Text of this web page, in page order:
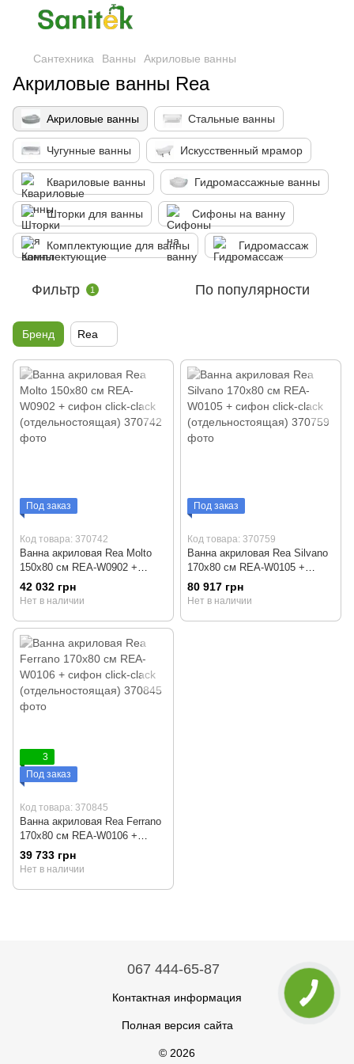
Сантехника Ванны Акриловые ванны
Акриловые ванны Rea
Акриловые ванны Стальные ванны
Чугунные ванны Искусственный мрамор
Квариловые ванны Гидромассажные ванны
Шторки для ванны Сифоны на ванну
Комплектующие для ванны Гидромассаж
Фильтр 1 По популярности
Бренд Rea
Под заказ
Код товара: 370742
Ванна акриловая Rea Molto
150x80 см REA-W0902 +
сифон click-clack
(отдельностоящая)
42 032 грн
Нет в наличии
Под заказ
Код товара: 370759
Ванна акриловая Rea Silvano
170x80 см REA-W0105 +
сифон click-clack
(отдельностоящая)
80 917 грн
Нет в наличии
3
Под заказ
Код товара: 370845
Ванна акриловая Rea Ferrano
170x80 см REA-W0106 +
сифон click-clack
(отдельностоящая)
39 733 грн
Нет в наличии
067 444-65-87
Контактная информация
Полная версия сайта
© 2026